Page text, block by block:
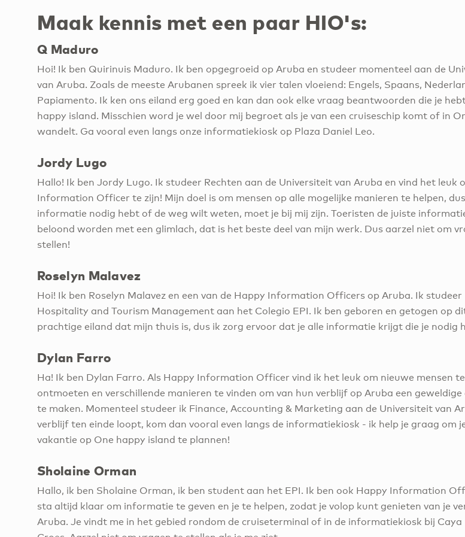
Maak kennis met een paar HIO's:
Q Maduro
Hoi! Ik ben Quirinuis Maduro. Ik ben opgegroeid op Aruba en studeer momenteel aan de
van Aruba. Zoals de meeste Arubanen spreek ik vier talen vloeiend: Engels, Spaans,
Papiamento. Ik ken ons eiland erg goed en kan dan ook elke vraag beantwoorden die je
happy island. Misschien word je wel door mij begroet als je van een cruiseschip komt of in
wandelt. Ga vooral even langs onze informatiekiosk op Plaza Daniel Leo.
Jordy Lugo
Hallo! Ik ben Jordy Lugo. Ik studeer Rechten aan de Universiteit van Aruba en vind het leuk
Information Officer te zijn! Mijn doel is om mensen op alle mogelijke manieren te helpen,
informatie nodig hebt of de weg wilt weten, moet je bij mij zijn. Toeristen de juiste
beloond worden met een glimlach, dat is het beste deel van mijn werk. Dus aarzel niet om
stellen!
Roselyn Malavez
Hoi! Ik ben Roselyn Malavez en een van de Happy Information Officers op Aruba. Ik studeer
Hospitality and Tourism Management aan het Colegio EPI. Ik ben geboren en getogen op
prachtige eiland dat mijn thuis is, dus ik zorg ervoor dat je alle informatie krijgt die je nodig
Dylan Farro
Ha! Ik ben Dylan Farro. Als Happy Information Officer vind ik het leuk om nieuwe mensen te
ontmoeten en verschillende manieren te vinden om van hun verblijf op Aruba een geweldige
te maken. Momenteel studeer ik Finance, Accounting & Marketing aan de Universiteit van
verblijf ten einde loopt, kom dan vooral even langs de informatiekiosk - ik help je graag om
vakantie op One happy island te plannen!
Sholaine Orman
Hallo, ik ben Sholaine Orman, ik ben student aan het EPI. Ik ben ook Happy Information
sta altijd klaar om informatie te geven en je te helpen, zodat je volop kunt genieten van je
Aruba. Je vindt me in het gebied rondom de cruiseterminal of in de informatiekiosk bij Caya